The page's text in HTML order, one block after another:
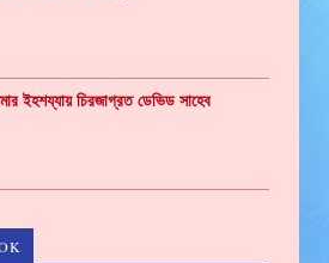
ইহশয্যায় চিরজাগ্রত ডেভিড সাহেব